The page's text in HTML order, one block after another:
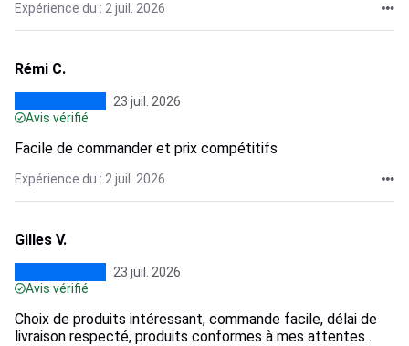
Expérience du : 2 juil. 2026
Rémi C.
23 juil. 2026
Avis vérifié
Facile de commander et prix compétitifs
Expérience du : 2 juil. 2026
Gilles V.
23 juil. 2026
Avis vérifié
Choix de produits intéressant, commande facile, délai de
livraison respecté, produits conformes à mes attentes .